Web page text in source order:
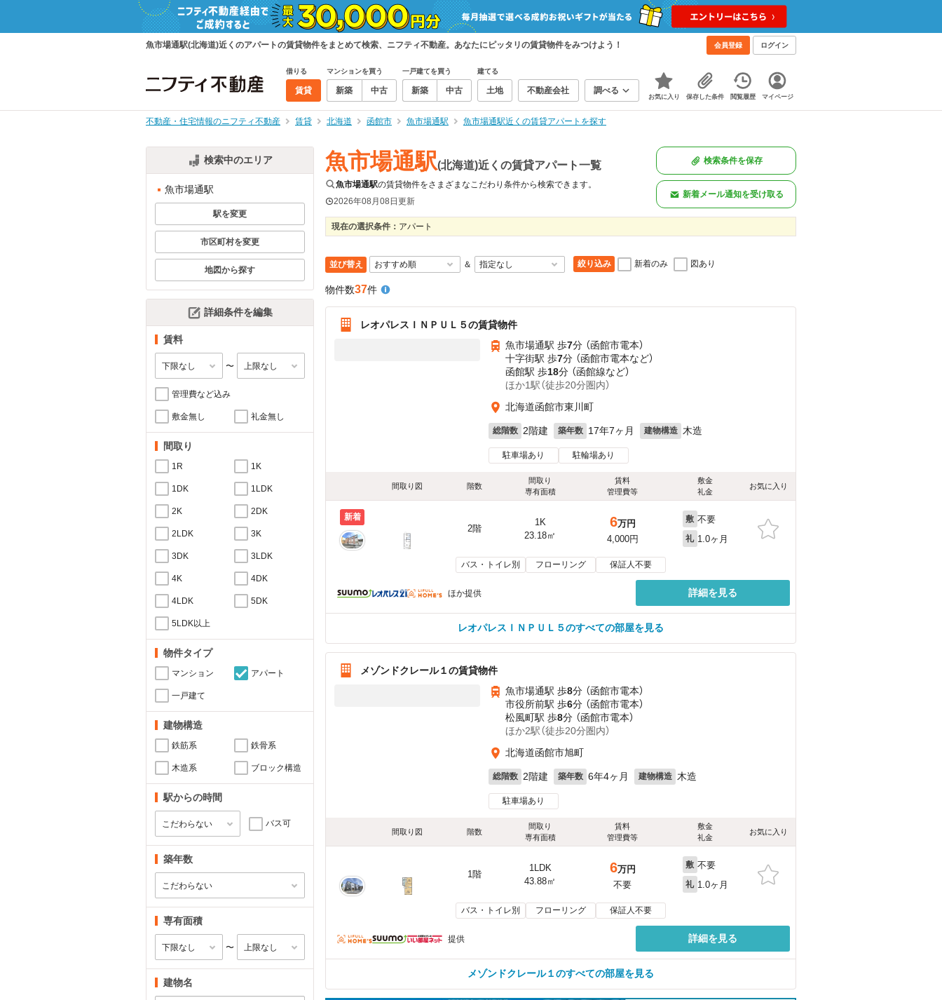
魚市場通駅(北海道)近くのアパートの賃貸物件をまとめて検索、ニフティ不動産。あなたにピッタリの賃貸物件をみつけよう！ 会員登録 ログイン
借りる
賃貸
マンションを買う
新築 中古
一戸建てを買う
新築 中古
建てる
土地 不動産会社 調べる
お気に入り 保存した条件 閲覧履歴 マイページ
不動産・住宅情報のニフティ不動産 賃貸 北海道 函館市 魚市場通駅 魚市場通駅近くの賃貸アパートを探す
検索中のエリア
魚市場通駅
駅を変更
市区町村を変更
地図から探す
詳細条件を編集
賃料
〜
管理費など込み
敷金無し 礼金無し
間取り
1R 1K
1DK 1LDK
2K 2DK
2LDK 3K
3DK 3LDK
4K 4DK
4LDK 5DK
5LDK以上
物件タイプ
マンション アパート
一戸建て
建物構造
鉄筋系 鉄骨系
木造系 ブロック構造
駅からの時間
バス可
築年数
専有面積
〜
建物名
魚市場通駅(北海道)近くの賃貸アパート一覧
魚市場通駅の賃貸物件をさまざまなこだわり条件から検索できます。
2026年08月08日更新
検索条件を保存
新着メール通知を受け取る
現在の選択条件： アパート
並び替え ＆ 絞り込み 新着のみ 図あり
物件数37件
レオパレスＩＮＰＵＬ５の賃貸物件
魚市場通駅 歩7分 （函館市電本）
十字街駅 歩7分 （函館市電本など）
函館駅 歩18分 （函館線など）
ほか1駅（徒歩20分圏内）
北海道函館市東川町
総階数 2階建 築年数 17年7ヶ月 建物構造 木造
駐車場あり 駐輪場あり
間取り図 階数
間取り
専有面積
賃料
管理費等
敷金
礼金
お気に入り
新着
2階
1K
23.18㎡
6万円
4,000円
敷 不要
礼 1.0ヶ月
バス・トイレ別 フローリング 保証人不要
ほか提供 詳細を見る
レオパレスＩＮＰＵＬ５のすべての部屋を見る
メゾンドクレール１の賃貸物件
魚市場通駅 歩8分 （函館市電本）
市役所前駅 歩6分 （函館市電本）
松風町駅 歩8分 （函館市電本）
ほか2駅（徒歩20分圏内）
北海道函館市旭町
総階数 2階建 築年数 6年4ヶ月 建物構造 木造
駐車場あり
間取り図 階数
間取り
専有面積
賃料
管理費等
敷金
礼金
お気に入り
1階
1LDK
43.88㎡
6万円
不要
敷 不要
礼 1.0ヶ月
バス・トイレ別 フローリング 保証人不要
提供 詳細を見る
メゾンドクレール１のすべての部屋を見る